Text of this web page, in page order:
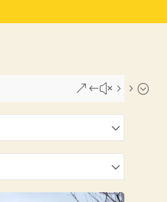
&#x55;